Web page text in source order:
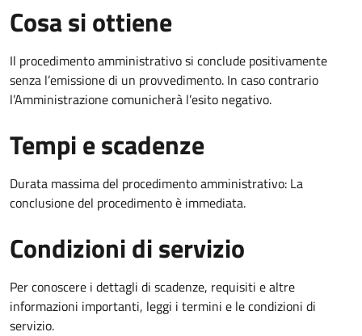
Cosa si ottiene
Il procedimento amministrativo si conclude positivamente
senza l’emissione di un provvedimento. In caso contrario
l’Amministrazione comunicherà l’esito negativo.
Tempi e scadenze
Durata massima del procedimento amministrativo: La
conclusione del procedimento è immediata.
Condizioni di servizio
Per conoscere i dettagli di scadenze, requisiti e altre
informazioni importanti, leggi i termini e le condizioni di
servizio.